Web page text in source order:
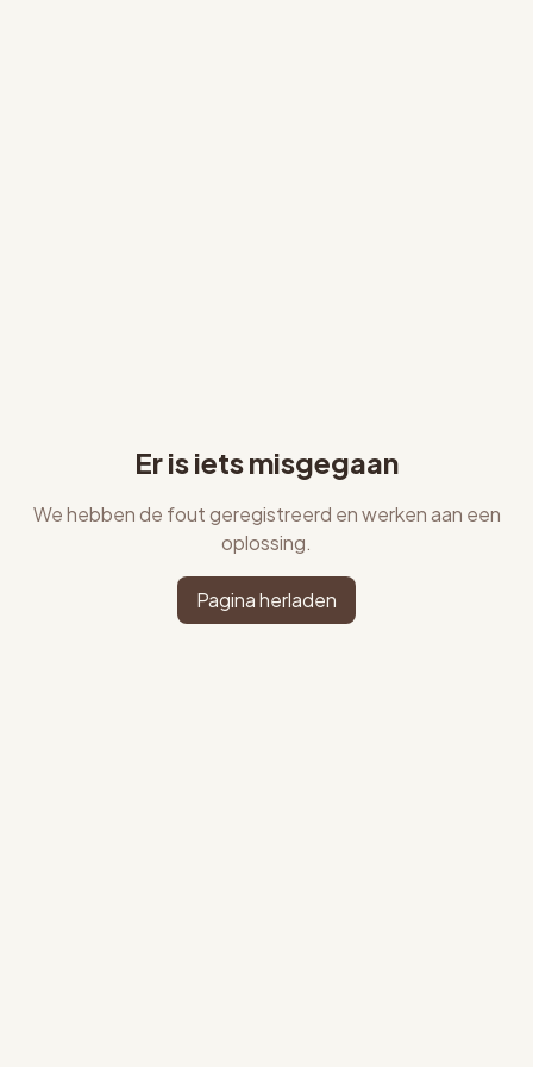
Er is iets misgegaan
We hebben de fout geregistreerd en werken aan een
oplossing.
Pagina herladen